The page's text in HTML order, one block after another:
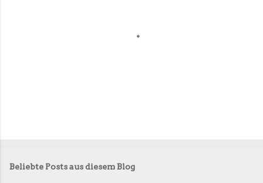
Beliebte Posts aus diesem Blog